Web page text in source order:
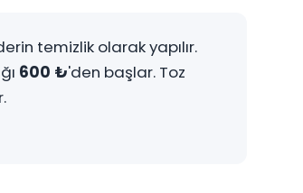
temizlik olarak yapılır.
600 ₺'den başlar. Toz